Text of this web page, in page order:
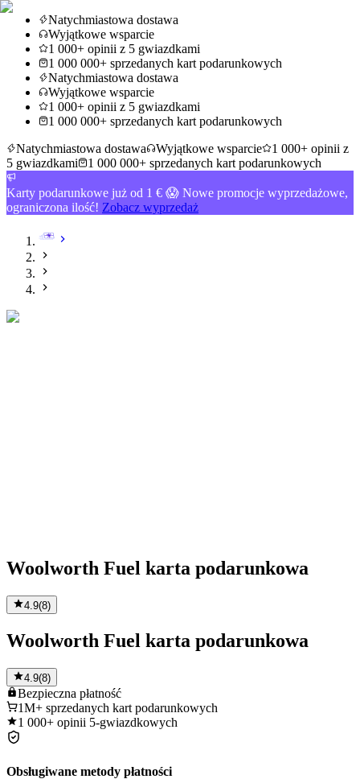
Natychmiastowa dostawa
Wyjątkowe wsparcie
1 000+ opinii z 5 gwiazdkami
1 000 000+ sprzedanych kart podarunkowych
Natychmiastowa dostawa
Wyjątkowe wsparcie
1 000+ opinii z 5 gwiazdkami
1 000 000+ sprzedanych kart podarunkowych
Natychmiastowa dostawa
Wyjątkowe wsparcie
1 000+ opinii z
5 gwiazdkami
1 000 000+ sprzedanych kart podarunkowych
Karty podarunkowe już od 1 € 😱 Nowe promocje wyprzedażowe,
ograniczona ilość! Zobacz wyprzedaż
Woolworth Fuel karta podarunkowa
4.9(8)
Woolworth Fuel karta podarunkowa
4.9(8)
Bezpieczna płatność
1M+ sprzedanych kart podarunkowych
1 000+ opinii 5-gwiazdkowych
Obsługiwane metody płatności